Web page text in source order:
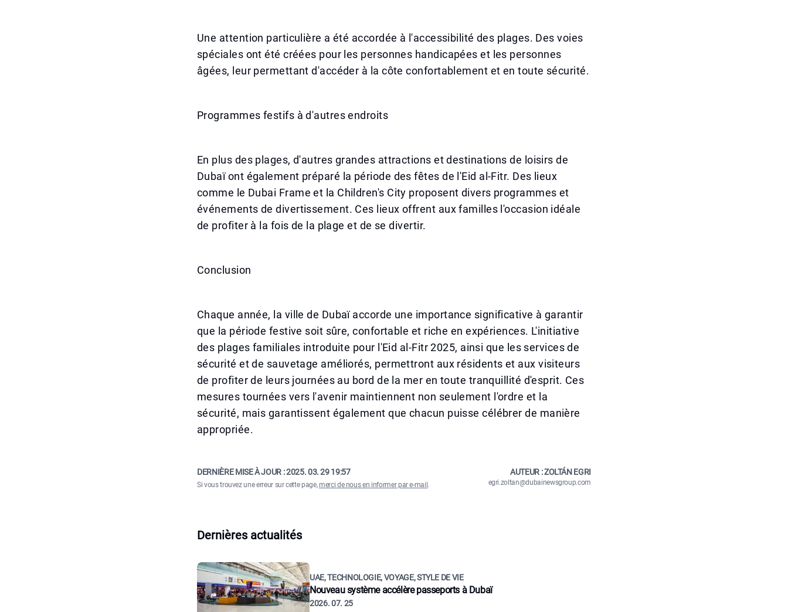
Une attention particulière a été accordée à l'accessibilité des plages. Des voies
spéciales ont été créées pour les personnes handicapées et les personnes
âgées, leur permettant d'accéder à la côte confortablement et en toute sécurité.
Programmes festifs à d'autres endroits
En plus des plages, d'autres grandes attractions et destinations de loisirs de
Dubaï ont également préparé la période des fêtes de l'Eid al-Fitr. Des lieux
comme le Dubai Frame et la Children's City proposent divers programmes et
événements de divertissement. Ces lieux offrent aux familles l'occasion idéale
de profiter à la fois de la plage et de se divertir.
Conclusion
Chaque année, la ville de Dubaï accorde une importance significative à garantir
que la période festive soit sûre, confortable et riche en expériences. L'initiative
des plages familiales introduite pour l'Eid al-Fitr 2025, ainsi que les services de
sécurité et de sauvetage améliorés, permettront aux résidents et aux visiteurs
de profiter de leurs journées au bord de la mer en toute tranquillité d'esprit. Ces
mesures tournées vers l'avenir maintiennent non seulement l'ordre et la
sécurité, mais garantissent également que chacun puisse célébrer de manière
appropriée.
DERNIÈRE MISE À JOUR :2025. 03. 29 19:57
Si vous trouvez une erreur sur cette page,merci de nous en informer par e-mail .
AUTEUR : ZOLTÁN EGRI
egri.zoltan@dubainewsgroup.com
Dernières actualités
UAE, TECHNOLOGIE, VOYAGE, STYLE DE VIE
Nouveau système accélère passeports à Dubaï
2026. 07. 25